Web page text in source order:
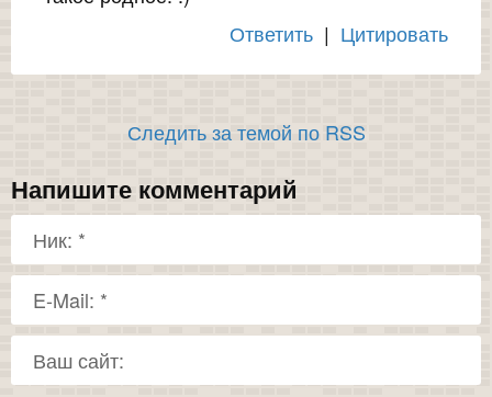
Ответить | Цитировать
Следить за темой по RSS
Напишите комментарий